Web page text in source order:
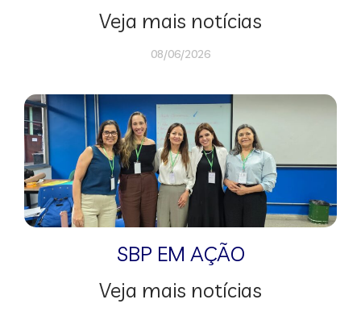
Veja mais notícias
08/06/2026
SBP EM AÇÃO
Veja mais notícias